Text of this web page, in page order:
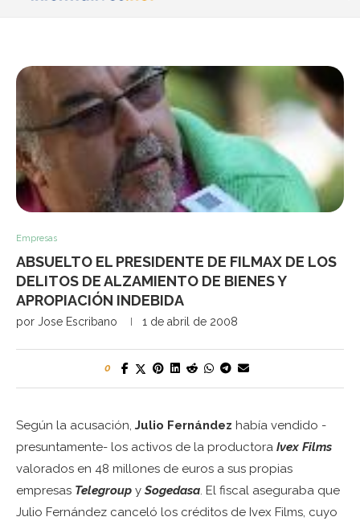
Empresas
ABSUELTO EL PRESIDENTE DE FILMAX DE LOS
DELITOS DE ALZAMIENTO DE BIENES Y
APROPIACIÓN INDEBIDA
por Jose Escribano 1 de abril de 2008
0
Según la acusación, Julio Fernández había vendido -
presuntamente- los activos de la productora Ivex Films
valorados en 48 millones de euros a sus propias
empresas Telegroup y Sogedasa. El fiscal aseguraba que
Julio Fernández canceló los créditos de Ivex Films, cuyo